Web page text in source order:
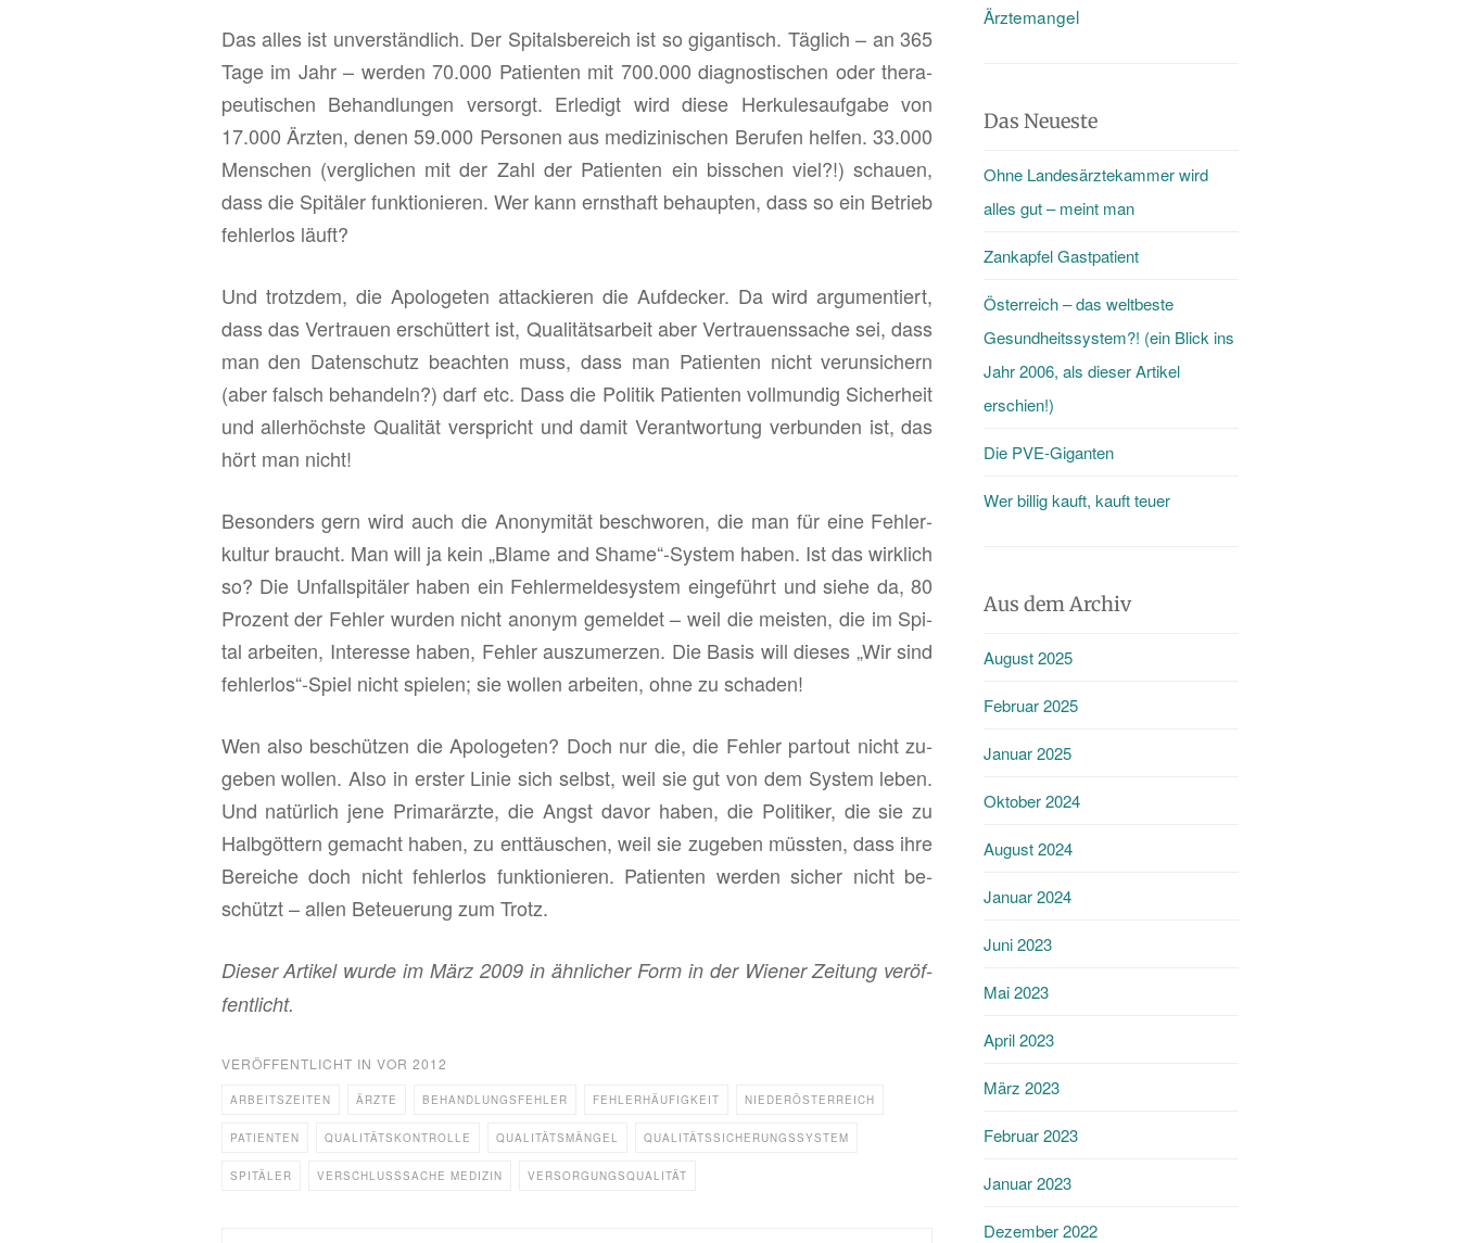
Das alles ist un­ver­ständ­lich. Der Spi­tals­be­reich ist so gi­gan­tisch. Täg­lich – an 365
Tage im Jahr – wer­den 70.000 Pa­ti­en­ten mit 700.000 dia­gnos­ti­schen oder the­ra­
peu­ti­schen Be­hand­lun­gen ver­sorgt. Er­le­digt wird diese Her­ku­les­auf­ga­be von
17.000 Ärz­ten, denen 59.000 Per­so­nen aus me­di­zi­ni­schen Be­ru­fen hel­fen. 33.000
Men­schen (ver­gli­chen mit der Zahl der Pa­ti­en­ten ein biss­chen viel?!) schau­en,
dass die Spi­tä­ler funk­tio­nie­ren. Wer kann ernst­haft be­haup­ten, dass so ein Be­trieb
feh­ler­los läuft?
Und trotz­dem, die Apo­lo­ge­ten at­ta­ckie­ren die Auf­de­cker. Da wird ar­gu­men­tiert,
dass das Ver­trau­en er­schüt­tert ist, Qua­li­täts­ar­beit aber Ver­trau­ens­sa­che sei, dass
man den Da­ten­schutz be­ach­ten muss, dass man Pa­ti­en­ten nicht ver­un­si­chern
(aber falsch be­han­deln?) darf etc. Dass die Po­li­tik Pa­ti­en­ten voll­mun­dig Si­cher­heit
und al­ler­höchs­te Qua­li­tät ver­spricht und damit Ver­ant­wor­tung ver­bun­den ist, das
hört man nicht!
Be­son­ders gern wird auch die An­ony­mi­tät be­schwo­ren, die man für eine Feh­ler­
kul­tur braucht. Man will ja kein „Blame and Shame“-Sys­tem haben. Ist das wirk­lich
so? Die Un­fall­spi­tä­ler haben ein Feh­ler­mel­de­sys­tem ein­ge­führt und siehe da, 80
Pro­zent der Feh­ler wur­den nicht an­onym ge­mel­det – weil die meis­ten, die im Spi­
tal ar­bei­ten, In­ter­es­se haben, Feh­ler aus­zu­mer­zen. Die Basis will die­ses „Wir sind
feh­ler­los“-Spiel nicht spie­len; sie wol­len ar­bei­ten, ohne zu scha­den!
Wen also be­schüt­zen die Apo­lo­ge­ten? Doch nur die, die Feh­ler par­tout nicht zu­
ge­ben wol­len. Also in ers­ter Linie sich selbst, weil sie gut von dem Sys­tem leben.
Und na­tür­lich jene Pri­mar­ärz­te, die Angst davor haben, die Po­li­ti­ker, die sie zu
Halb­göt­tern ge­macht haben, zu ent­täu­schen, weil sie zu­ge­ben müss­ten, dass ihre
Be­rei­che doch nicht feh­ler­los funk­tio­nie­ren. Pa­ti­en­ten wer­den si­cher nicht be­
schützt – allen Be­teue­rung zum Trotz.
Die­ser Ar­ti­kel wurde im März 2009 in ähn­li­cher Form in der Wie­ner Zei­tung ver­öf­
fent­licht.
VERÖFFENTLICHT IN VOR 2012
ARBEITSZEITEN ÄRZTE BEHANDLUNGSFEHLER FEHLERHÄUFIGKEIT NIEDERÖSTERREICH
PATIENTEN QUALITÄTSKONTROLLE QUALITÄTSMÄNGEL QUALITÄTSSICHERUNGSSYSTEM
SPITÄLER VERSCHLUSSSACHE MEDIZIN VERSORGUNGSQUALITÄT
Ärztemangel
Das Neueste
Ohne Landesärztekammer wird
alles gut – meint man
Zankapfel Gastpatient
Österreich – das weltbeste
Gesundheitssystem?! (ein Blick ins
Jahr 2006, als dieser Artikel
erschien!)
Die PVE-Giganten
Wer billig kauft, kauft teuer
Aus dem Archiv
August 2025
Februar 2025
Januar 2025
Oktober 2024
August 2024
Januar 2024
Juni 2023
Mai 2023
April 2023
März 2023
Februar 2023
Januar 2023
Dezember 2022